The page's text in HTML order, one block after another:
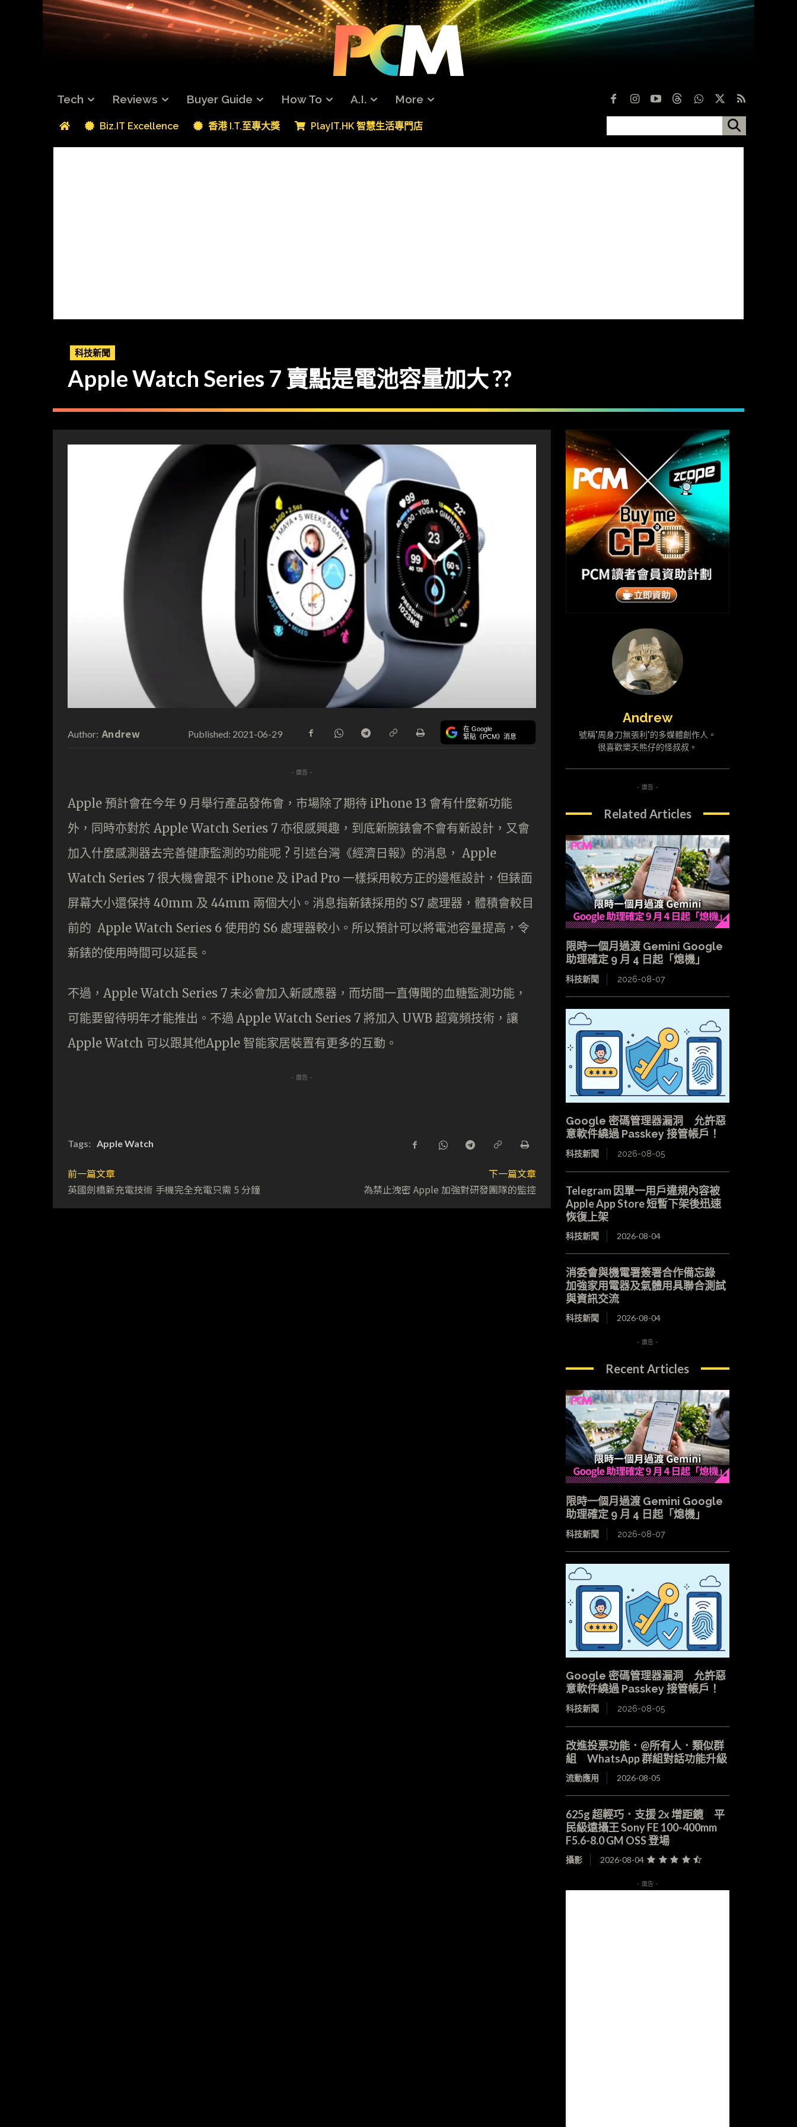
Tech Reviews Buyer Guide How To A.I. More
Biz.IT Excellence 香港 I.T.至專大獎 PlayIT.HK 智慧生活專門店
科技新聞
Apple Watch Series 7 賣點是電池容量加大 ??
Author: Andrew Published: 2021-06-29 在 Google
緊貼《PCM》消息
- 廣告 -
Apple 預計會在今年 9 月舉行產品發佈會，市場除了期待 iPhone 13 會有什麼新功能
外，同時亦對於 Apple Watch Series 7 亦很感興趣，到底新腕錶會不會有新設計，又會
加入什麼感測器去完善健康監測的功能呢 ? 引述台灣《經濟日報》的消息， Apple
Watch Series 7 很大機會跟不 iPhone 及 iPad Pro 一樣採用較方正的邊框設計，但錶面
屏幕大小還保持 40mm 及 44mm 兩個大小。消息指新錶採用的 S7 處理器，體積會較目
前的 Apple Watch Series 6 使用的 S6 處理器較小。所以預計可以將電池容量提高，令
新錶的使用時間可以延長。
不過，Apple Watch Series 7 未必會加入新感應器，而坊間一直傳聞的血糖監測功能，
可能要留待明年才能推出。不過 Apple Watch Series 7 將加入 UWB 超寬頻技術，讓
Apple Watch 可以跟其他Apple 智能家居裝置有更多的互動。
- 廣告 -
Tags: Apple Watch
前一篇文章
英國劍橋新充電技術 手機完全充電只需 5 分鐘
下一篇文章
為禁止洩密 Apple 加強對研發團隊的監控
Andrew
號稱"周身刀無張利"的多媒體創作人。
很喜歡樂天熊仔的怪叔叔。
- 廣告 -
Related Articles
限時一個月過渡 Gemini Google
助理確定 9 月 4 日起「熄機」
科技新聞 2026-08-07
Google 密碼管理器漏洞 允許惡
意軟件繞過 Passkey 接管帳戶！
科技新聞 2026-08-05
Telegram 因單一用戶違規內容被
Apple App Store 短暫下架後迅速
恢復上架
科技新聞 2026-08-04
消委會與機電署簽署合作備忘錄
加強家用電器及氣體用具聯合測試
與資訊交流
科技新聞 2026-08-04
- 廣告 -
Recent Articles
限時一個月過渡 Gemini Google
助理確定 9 月 4 日起「熄機」
科技新聞 2026-08-07
Google 密碼管理器漏洞 允許惡
意軟件繞過 Passkey 接管帳戶！
科技新聞 2026-08-05
改進投票功能．@所有人．類似群
組 WhatsApp 群組對話功能升級
流動應用 2026-08-05
625g 超輕巧．支援 2x 增距鏡 平
民級遠攝王 Sony FE 100-400mm
F5.6-8.0 GM OSS 登場
攝影 2026-08-04
- 廣告 -